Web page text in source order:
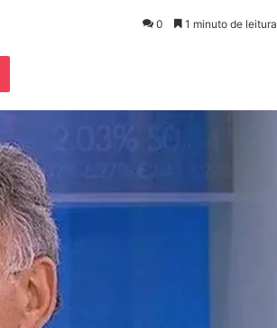
0 1 minuto de leitura
Pocket